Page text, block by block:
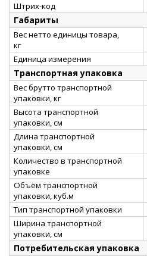
Штрих-код
Габариты
Вес нетто единицы товара,
кг
Единица измерения
Транспортная упаковка
Вес брутто транспортной
упаковки, кг
Высота транспортной
упаковки, см
Длина транспортной
упаковки, см
Количество в транспортной
упаковке
Объём транспортной
упаковки, куб.м
Тип транспортной упаковки
Ширина транспортной
упаковки, см
Потребительская упаковка